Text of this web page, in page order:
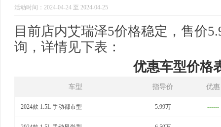
活动时间：2024-04-24 至 2024-04-25
目前店内艾瑞泽5价格稳定，售价
询，详情见下表：
优惠车型价格
车型 指导价 优惠
2024款 1.5L 手动都市型 5.99万 ------